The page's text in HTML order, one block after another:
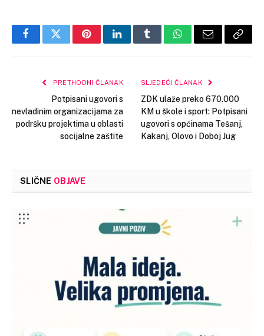
FacebookTwitterPinterestLinkedInTumblrWhatsApp
Email Copy
PRETHODNI ČLANAK
Potpisani ugovori s
nevladinim organizacijama za
podršku projektima u oblasti
socijalne zaštite
SLJEDEĆI ČLANAK
ZDK ulaže preko 670.000
KM u škole i sport: Potpisani
ugovori s općinama Tešanj,
Kakanj, Olovo i Doboj Jug
SLIČNE OBJAVE